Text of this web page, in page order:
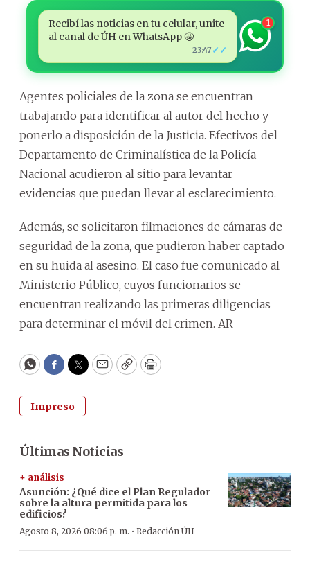
Recibí las noticias en tu celular, unite
al canal de ÚH en WhatsApp 🤩
23:47 ✓✓
1
Agentes policiales de la zona se encuentran
trabajando para identificar al autor del hecho y
ponerlo a disposición de la Justicia. Efectivos del
Departamento de Criminalística de la Policía
Nacional acudieron al sitio para levantar
evidencias que puedan llevar al esclarecimiento.
Además, se solicitaron filmaciones de cámaras de
seguridad de la zona, que pudieron haber captado
en su huida al asesino. El caso fue comunicado al
Ministerio Público, cuyos funcionarios se
encuentran realizando las primeras diligencias
para determinar el móvil del crimen. AR
WhatsApp
Facebook
Twitter
EmailCopyPrint
Impreso
Últimas Noticias
+ análisis
Asunción: ¿Qué dice el Plan Regulador
sobre la altura permitida para los
edificios?
Agosto 8, 2026 08:06 p. m. · Redacción ÚH